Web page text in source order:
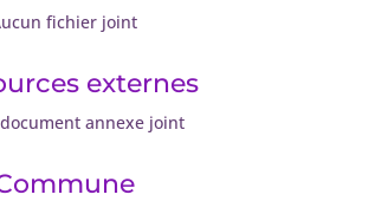
fichier joint
externes
annexe joint